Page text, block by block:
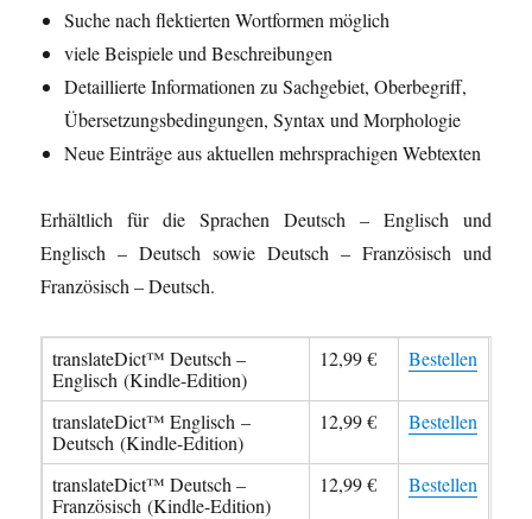
Suche nach flektierten Wortformen möglich
viele Beispiele und Beschreibungen
Detaillierte Informationen zu Sachgebiet, Oberbegriff,
Übersetzungsbedingungen, Syntax und Morphologie
Neue Einträge aus aktuellen mehrsprachigen Webtexten
Erhältlich für die Sprachen Deutsch – Englisch und
Englisch – Deutsch sowie Deutsch – Französisch und
Französisch – Deutsch.
translateDict™ Deutsch –
Englisch (Kindle-Edition)
12,99 € Bestellen
translateDict™ Englisch –
Deutsch (Kindle-Edition)
12,99 € Bestellen
translateDict™ Deutsch –
Französisch (Kindle-Edition)
12,99 € Bestellen